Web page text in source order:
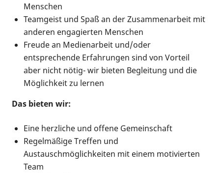
Menschen
Teamgeist und Spaß an der Zusammenarbeit mit
anderen engagierten Menschen
Freude an Medienarbeit und/oder
entsprechende Erfahrungen sind von Vorteil
aber nicht nötig- wir bieten Begleitung und die
Möglichkeit zu lernen
Das bieten wir:
Eine herzliche und offene Gemeinschaft
Regelmäßige Treffen und
Austauschmöglichkeiten mit einem motivierten
Team